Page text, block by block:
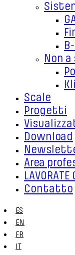
Non
Scale
Progetti
Download
Area
LAVORATE
Contatto
ES
EN
FR
IT